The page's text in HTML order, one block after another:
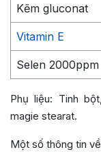
Kẽm gluconat
Vitamin E
Selen 2000ppm
Phụ liệu: Tinh
magie stearat.
Một số thông tin